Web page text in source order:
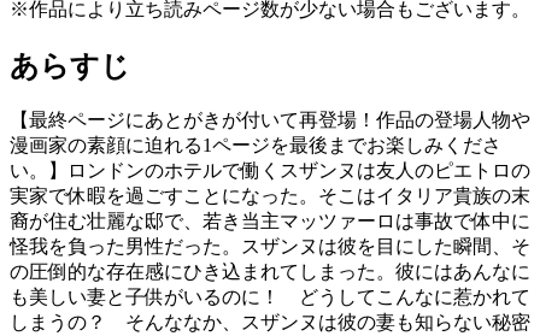
※作品により立ち読みページ数が少ない場合もございます。
あらすじ
【最終ページにあとがきが付いて再登場！作品の登場人物や
漫画家の素顔に迫れる1ページを最後までお楽しみくださ
い。】ロンドンのホテルで働くスザンヌは友人のピエトロの
実家で休暇を過ごすことになった。そこはイタリア貴族の末
裔が住む壮麗な邸で、若き当主マッツァーロは事故で体中に
怪我を負った男性だった。スザンヌは彼を目にした瞬間、そ
の圧倒的な存在感にひき込まれてしまった。彼にはあんなに
も美しい妻と子供がいるのに！ どうしてこんなに惹かれて
しまうの？ そんななか、スザンヌは彼の妻も知らない秘密